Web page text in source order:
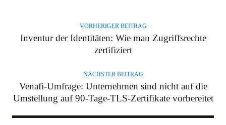
VORHERIGER BEITRAG
Inventur der Identitäten: Wie man Zugriffsrechte
zertifiziert
NÄCHSTER BEITRAG
Venafi-Umfrage: Unternehmen sind nicht auf die
Umstellung auf 90-Tage-TLS-Zertifikate vorbereitet